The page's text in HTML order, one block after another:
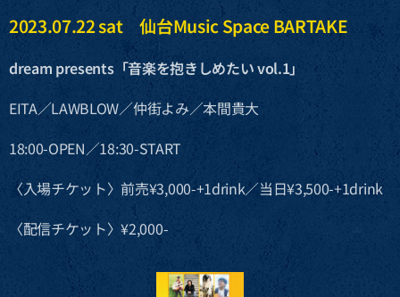
2023.07.22 sat 仙台Music Space BARTAKE
dream presents「音楽を抱きしめたい vol.1」
EITA／LAWBLOW／仲街よみ／本間貴大
18:00-OPEN／18:30-START
〈入場チケット〉前売¥3,000-+1drink／当日¥3,500-+1drink
〈配信チケット〉¥2,000-